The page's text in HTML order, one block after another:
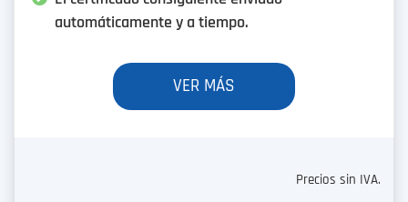
automáticamente y a tiempo.
VER MÁS
Precios sin IVA.